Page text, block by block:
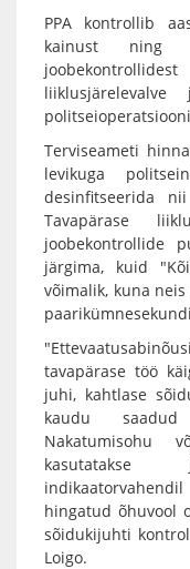
PPA kontrollib
kainust ning
Terviseameti
levikuga
desinfitseerida
Tavapärase
joobekontrollide
järgima, kuid
võimalik, kuna
tavapärase töö
juhi, kahtlase
kaudu saadud
Nakatumisohu
kasutatakse
hingatud õhuvool
sõidukijuhti
Loigo.